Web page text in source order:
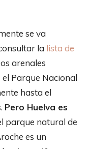
se va
la lista de
arenales
Parque Nacional
hasta el
Pero Huelva es
parque natural de
es un